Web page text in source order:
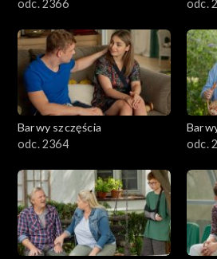
odc. 2366
odc.
Barwy szczęścia
odc. 2364
odc.